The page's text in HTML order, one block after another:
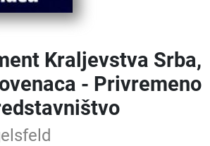
Kraljevstva Srba,
- Privremeno